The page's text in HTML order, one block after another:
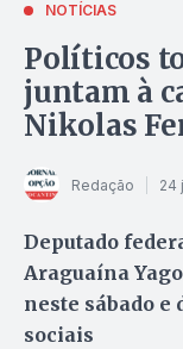
NOTÍCIAS
Políticos
juntam à
Nikolas
Redação 24
Deputado
Araguaína
neste sábado
sociais